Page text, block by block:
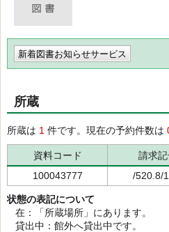
新着図書お知らせサービス
所蔵
所蔵は 1 件です。現在の予約件数は
資料コード 請求
100043777
/520.8/
状態の表記について
在：「所蔵場所」にあります。
貸出中：館外へ貸出中です。